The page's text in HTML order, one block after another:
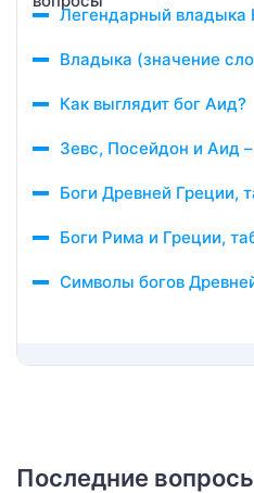
Легендарный владыка
Владыка (значение
Как выглядит бог Аид?
Зевс, Посейдон и Аид –
Боги Древней Греции,
Боги Рима и Греции,
Символы богов
Последние